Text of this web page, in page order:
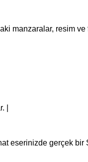
manzaralar, resim
|
eserinizde gerçek